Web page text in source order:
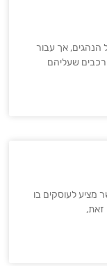
הנהגים, אך עבור
שעליהם
מציע לעוסקים בו
זאת,